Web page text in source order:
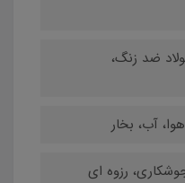
ضد زنگ،
رزوه ای